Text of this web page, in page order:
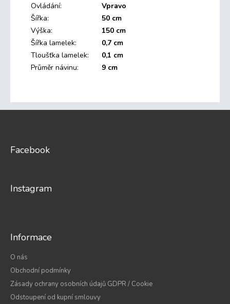
Ovládání:
Vpravo
Šířka:
50 cm
Výška:
150 cm
Šířka lamelek:
0,7 cm
Tloušťka lamelek:
0,1 cm
Průměr návinu: 9 cm
Z
Facebook
Instagram
Informace
O nás
Obchodní podmínky
Zásady ochrany osobních údajů GDPR / Cookie
Odstoupení od kupní smlouvy